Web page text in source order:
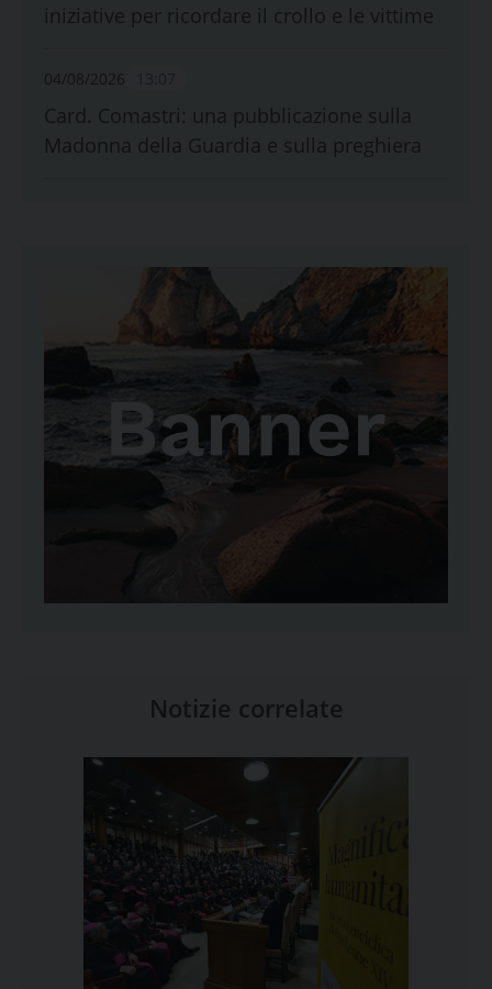
iniziative per ricordare il crollo e le vittime
04/08/2026
Card. Comastri: una pubblicazione sulla
Madonna della Guardia e sulla preghiera
Notizie correlate